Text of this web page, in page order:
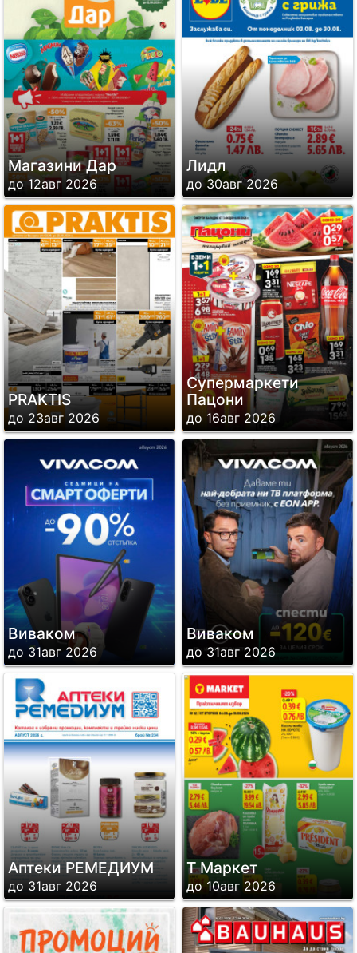
Магазини Дар
до 12авг 2026
Лидл
до 30авг 2026
PRAKTIS
до 23авг 2026
Супермаркети
Пацони
до 16авг 2026
Виваком
до 31авг 2026
Виваком
до 31авг 2026
Аптеки РЕМЕДИУМ
до 31авг 2026
Т Маркет
до 10авг 2026